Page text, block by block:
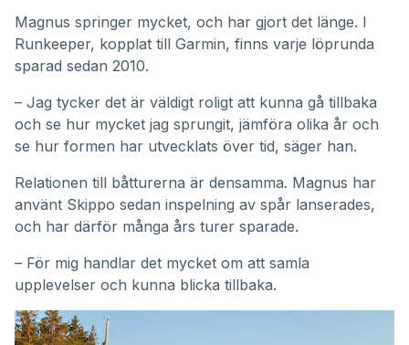
Magnus springer mycket, och har gjort det länge. I
Runkeeper, kopplat till Garmin, finns varje löprunda
sparad sedan 2010.
– Jag tycker det är väldigt roligt att kunna gå tillbaka
och se hur mycket jag sprungit, jämföra olika år och
se hur formen har utvecklats över tid, säger han.
Relationen till båtturerna är densamma. Magnus har
använt Skippo sedan inspelning av spår lanserades,
och har därför många års turer sparade.
– För mig handlar det mycket om att samla
upplevelser och kunna blicka tillbaka.